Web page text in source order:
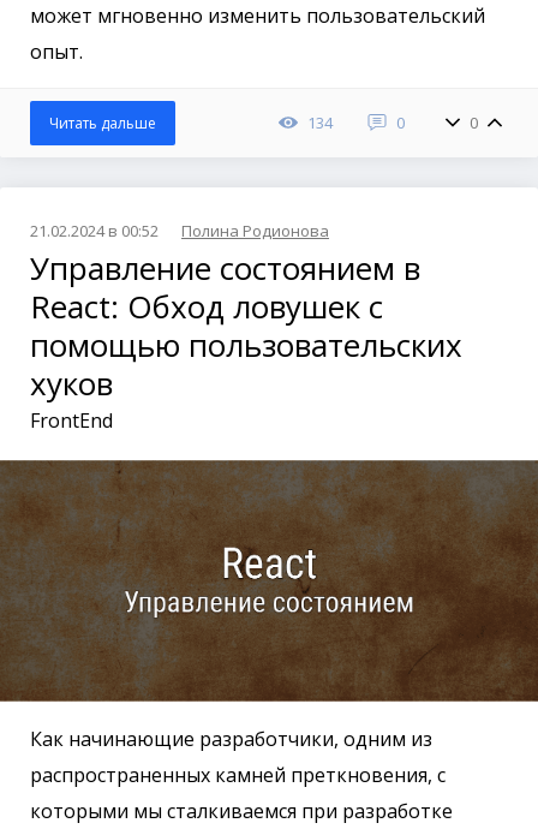
может мгновенно изменить пользовательский
опыт.
134 0 0
Читать дальше
21.02.2024 в 00:52 Полина Родионова
Управление состоянием в
React: Обход ловушек с
помощью пользовательских
хуков
FrontEnd
Как начинающие разработчики, одним из
распространенных камней преткновения, с
которыми мы сталкиваемся при разработке